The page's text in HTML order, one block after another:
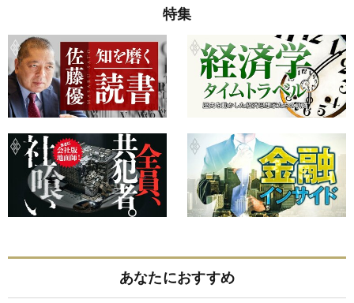
特集
あなたにおすすめ